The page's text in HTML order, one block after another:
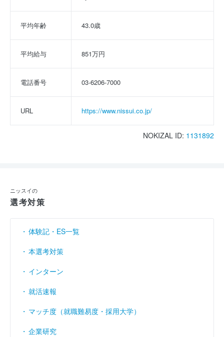
平均年齢 43.0歳
平均給与 851万円
電話番号 03-6206-7000
URL https://www.nissui.co.jp/
NOKIZAL ID: 1131892
ニッスイの
選考対策
体験記・ES一覧
本選考対策
インターン
就活速報
マッチ度（就職難易度・採用大学）
企業研究